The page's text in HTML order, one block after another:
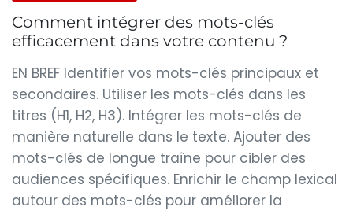
Comment intégrer des mots-clés
efficacement dans votre contenu ?
EN BREF Identifier vos mots-clés principaux et
secondaires. Utiliser les mots-clés dans les
titres (H1, H2, H3). Intégrer les mots-clés de
manière naturelle dans le texte. Ajouter des
mots-clés de longue traîne pour cibler des
audiences spécifiques. Enrichir le champ lexical
autour des mots-clés pour améliorer la